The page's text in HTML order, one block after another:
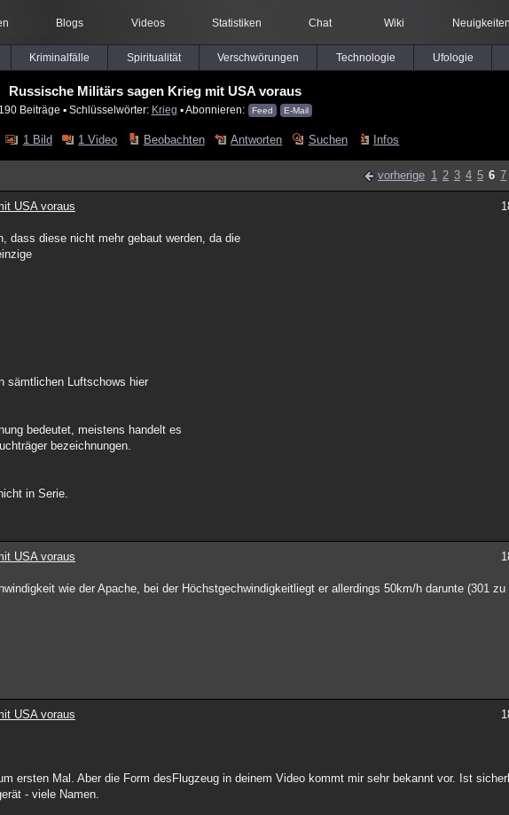
Blogs Videos Statistiken Chat Wiki Neuigkeiten
Kriminalfälle Spiritualität Verschwörungen Technologie Ufologie
Russische Militärs sagen Krieg mit USA voraus
190 Beiträge ▪ Schlüsselwörter: Krieg ▪ Abonnieren: Feed E-Mail
1 Bild 1 Video Beobachten Antworten Suchen Infos
vorherige 1 2 3 4 5 6 7
USA voraus
dass diese nicht mehr gebaut werden, da die
sämtlichen Luftschows hier
bedeutet, meistens handelt es
bezeichnungen.
in Serie.
USA voraus
wie der Apache, bei der Höchstgechwindigkeitliegt er allerdings 50km/h darunte (301
USA voraus
ersten Mal. Aber die Form desFlugzeug in deinem Video kommt mir sehr bekannt vor. Ist
- viele Namen.